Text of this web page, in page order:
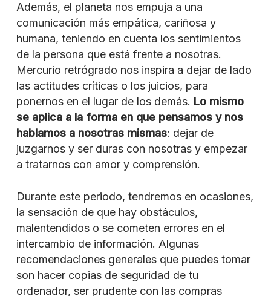
Además, el planeta nos empuja a una
comunicación más empática, cariñosa y
humana, teniendo en cuenta los sentimientos
de la persona que está frente a nosotras.
Mercurio retrógrado nos inspira a dejar de lado
las actitudes críticas o los juicios, para
ponernos en el lugar de los demás. Lo mismo
se aplica a la forma en que pensamos y nos
hablamos a nosotras mismas: dejar de
juzgarnos y ser duras con nosotras y empezar
a tratarnos con amor y comprensión.
Durante este periodo, tendremos en ocasiones,
la sensación de que hay obstáculos,
malentendidos o se cometen errores en el
intercambio de información. Algunas
recomendaciones generales que puedes tomar
son hacer copias de seguridad de tu
ordenador, ser prudente con las compras